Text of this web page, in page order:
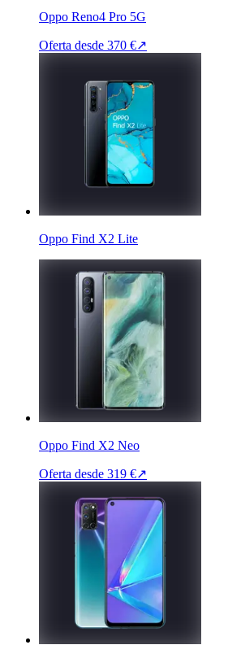
Oppo Reno4 Pro 5G
Oferta desde 370 €↗
Oppo Find X2 Lite
Oppo Find X2 Neo
Oferta desde 319 €↗